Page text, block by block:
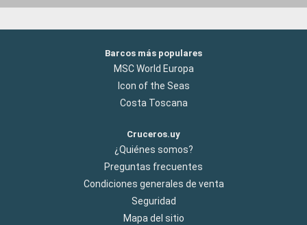
Barcos más populares
MSC World Europa
Icon of the Seas
Costa Toscana
Cruceros.uy
¿Quiénes somos?
Preguntas frecuentes
Condiciones generales de venta
Seguridad
Mapa del sitio